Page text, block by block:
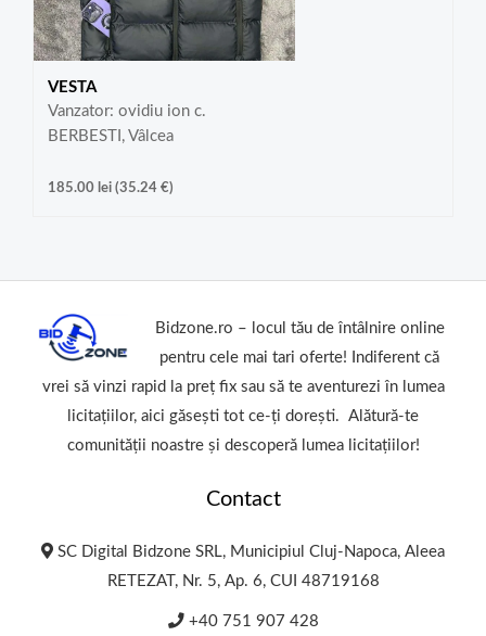
VESTA
Vanzator: ovidiu ion c.
BERBESTI, Vâlcea
185.00 lei(35.24 €)
Bidzone.ro – locul tău de întâlnire online
pentru cele mai tari oferte! Indiferent că
vrei să vinzi rapid la preț fix sau să te aventurezi în lumea
licitațiilor, aici găsești tot ce-ți dorești. Alătură-te
comunității noastre și descoperă lumea licitațiilor!
Contact
SC Digital Bidzone SRL, Municipiul Cluj-Napoca, Aleea
RETEZAT, Nr. 5, Ap. 6, CUI 48719168
+40 751 907 428